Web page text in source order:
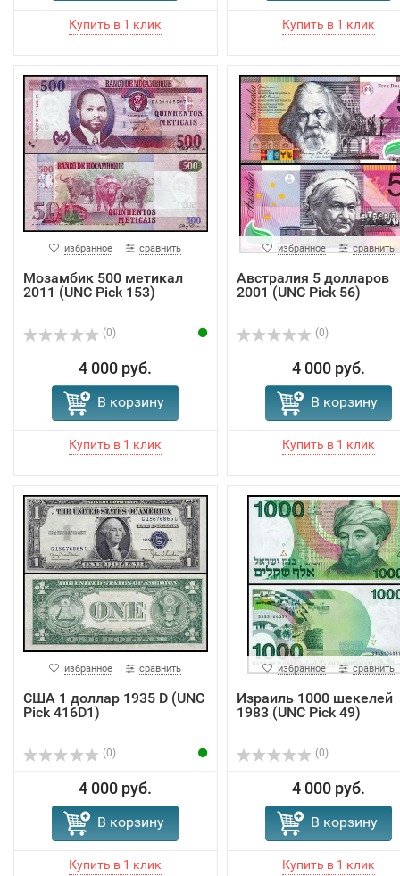
избранное сравнить
Мозамбик 500 метикал
2011 (UNC Pick 153)
(0)
4 000 руб.
В корзину
избранное сравнить
Австралия 5 долларов
2001 (UNC Pick 56)
(0)
4 000 руб.
В корзину
избранное сравнить
США 1 доллар 1935 D (UNC
Pick 416D1)
(0)
4 000 руб.
В корзину
избранное сравнить
Израиль 1000 шекелей
1983 (UNC Pick 49)
(0)
4 000 руб.
В корзину